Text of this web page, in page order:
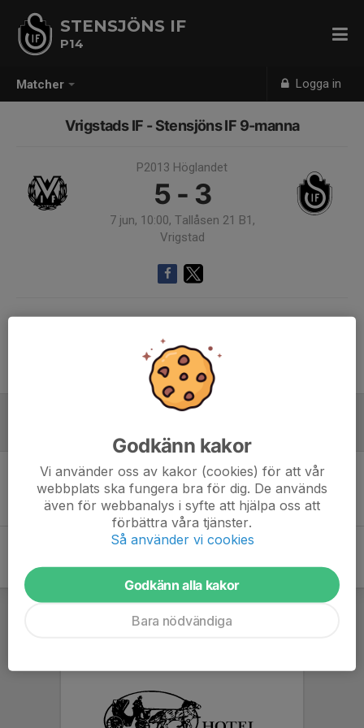
Matcher Logga in
STENSJÖNS IF
P14
Vrigstads IF - Stensjöns IF 9-manna
P2013 Höglandet
5 - 3
7 jun, 10:00, Tallåsen 21 B1,
Vrigstad
Endast kallade kunde anmäla sig till aktiviteten. 20 personer var kallade.
Logga in här
9-manna
Inget referat skrivet
Godkänn kakor
Vi använder oss av kakor (cookies) för att vår
webbplats ska fungera bra för dig. De används
även för webbanalys i syfte att hjälpa oss att
förbättra våra tjänster.
Så använder vi cookies
Godkänn alla kakor
Bara nödvändiga